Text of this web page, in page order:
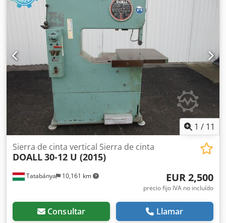
1 / 11
Tatabánya 10,161 km
Sierra de cinta vertical Sierra de cinta
DOALL30-12 U (2015)
EUR 2,500
precio fijo IVA no incluído
Consultar Llamar